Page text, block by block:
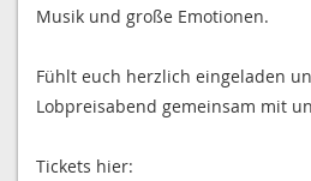
Musik und große Emotionen.
Fühlt euch herzlich eingeladen
Lobpreisabend gemeinsam mit
Tickets hier: